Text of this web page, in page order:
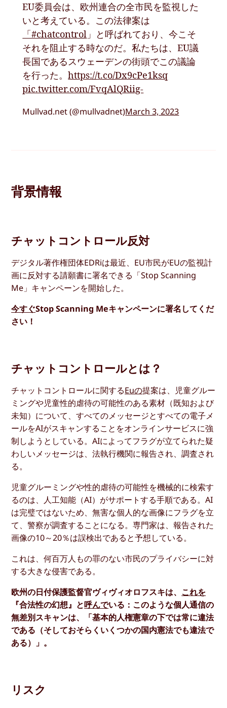
EU委員会は、欧州連合の全市民を監視した
いと考えている。この法律案は
「#chatcontrol 」と呼ばれており、今こそ
それを阻止する時なのだ。私たちは、EU議
長国であるスウェーデンの街頭でこの議論
を行った。https://t.co/Dx9cPe1ksq
pic.twitter.com/FvqAlQRiig-
Mullvad.net (@mullvadnet)March 3, 2023
背景情報
チャットコントロール反対
デジタル著作権団体EDRiは最近、EU市民がEUの監視計
画に反対する請願書に署名できる「Stop Scanning
Me」キャンペーンを開始した。
今すぐStop Scanning Meキャンペーンに署名してくだ
さい！
チャットコントロールとは？
チャットコントロールに関するEuの提案は、児童グルー
ミングや児童性的虐待の可能性のある素材（既知および
未知）について、すべてのメッセージとすべての電子メ
ールをAIがスキャンすることをオンラインサービスに強
制しようとしている。AIによってフラグが立てられた疑
わしいメッセージは、法執行機関に報告され、調査され
る。
児童グルーミングや性的虐待の可能性を機械的に検索す
るのは、人工知能（AI）がサポートする手順である。AI
は完璧ではないため、無害な個人的な画像にフラグを立
て、警察が調査することになる。専門家は、報告された
画像の10～20％は誤検出であると予想している。
これは、何百万人もの罪のない市民のプライバシーに対
する大きな侵害である。
欧州の日付保護監督官ヴィヴィオロフスキは、 これを
『合法性の幻想』と呼んでいる：このような個人通信の
無差別スキャンは、「基本的人権憲章の下では常に違法
である（そしておそらくいくつかの国内憲法でも違法で
ある）」。
リスク